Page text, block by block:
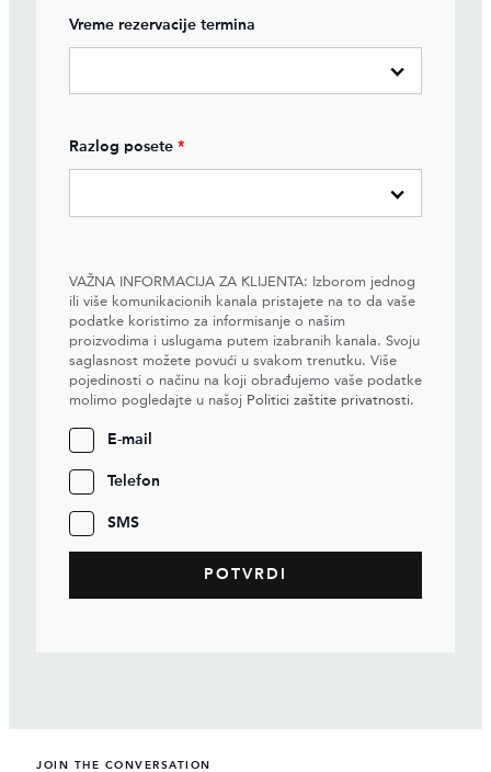
Vreme rezervacije termina
Razlog posete *
VAŽNA INFORMACIJA ZA KLIJENTA: Izborom jednog
ili više komunikacionih kanala pristajete na to da vaše
podatke koristimo za informisanje o našim
proizvodima i uslugama putem izabranih kanala. Svoju
saglasnost možete povući u svakom trenutku. Više
pojedinosti o načinu na koji obrađujemo vaše podatke
molimo pogledajte u našoj Politici zaštite privatnosti.
E-mail
Telefon
SMS
JOIN THE CONVERSATION